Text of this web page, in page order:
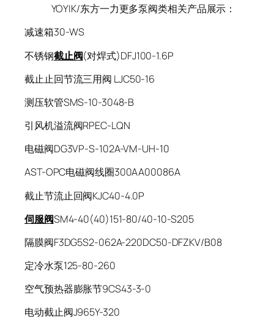
YOYIK/东方一力更多泵阀类相关产品展示：
减速箱30-WS
不锈钢截止阀(对焊式)DFJ100-1.6P
截止止回节流三用阀 LJC50-16
测压软管SMS-10-3048-B
引风机溢流阀RPEC-LQN
电磁阀DG3VP-S-102A-VM-UH-10
AST-OPC电磁阀线圈300AA00086A
截止节流止回阀KJC40-4.0P
伺服阀SM4-40(40)151-80/40-10-S205
隔膜阀F3DG5S2-062A-220DC50-DFZKV/B08
定冷水泵125-80-260
空气预热器膨胀节9CS43-3-0
电动截止阀J965Y-320